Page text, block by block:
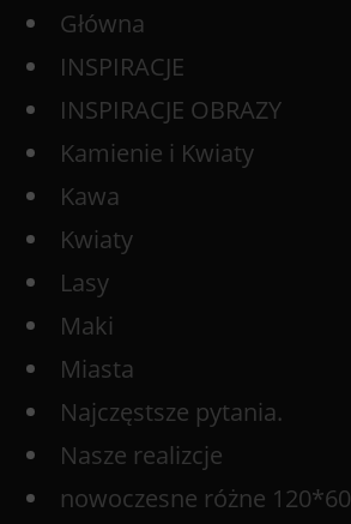
Główna
INSPIRACJE
INSPIRACJE OBRAZY
Kamienie i Kwiaty
Kawa
Kwiaty
Lasy
Maki
Miasta
Najczęstsze pytania.
Nasze realizcje
nowoczesne różne 120*60